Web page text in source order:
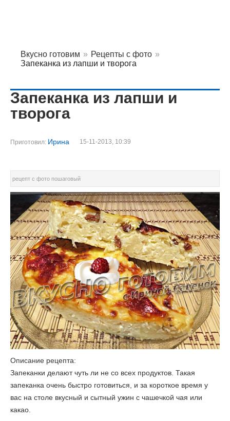
Вкусно готовим » Рецепты с фото »
Запеканка из лапши и творога
Запеканка из лапши и
творога
Приготовил: Ирина 15-11-2013, 10:39
рецепт с фото пошаговый
Описание рецепта:
Запеканки делают чуть ли не со всех продуктов. Такая
запеканка очень быстро готовиться, и за короткое время у
вас на столе вкусный и сытный ужин с чашечкой чая или
какао.